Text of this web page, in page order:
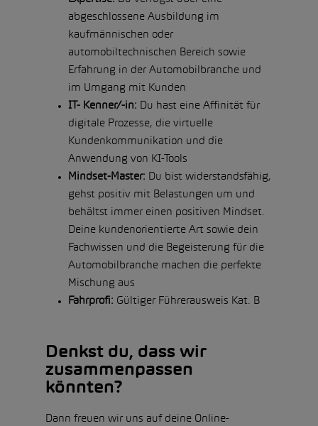
abgeschlossene Ausbildung im
kaufmännischen oder
automobiltechnischen Bereich sowie
Erfahrung in der Automobilbranche und
im Umgang mit Kunden
IT- Kenner/-in: Du hast eine Affinität für
digitale Prozesse, die virtuelle
Kundenkommunikation und die
Anwendung von KI-Tools
Mindset-Master: Du bist widerstandsfähig,
gehst positiv mit Belastungen um und
behältst immer einen positiven Mindset.
Deine kundenorientierte Art sowie dein
Fachwissen und die Begeisterung für die
Automobilbranche machen die perfekte
Mischung aus
Fahrprofi: Gültiger Führerausweis Kat. B
Denkst du, dass wir
zusammenpassen
könnten?
Dann freuen wir uns auf deine Online-